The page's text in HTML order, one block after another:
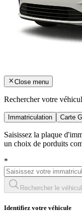
Close menu
Rechercher votre
Immatriculation Carte
Saisissez la plaque
un choix de porduits
*
Rechercher le
Identifiez votre véhicule